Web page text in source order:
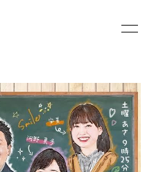
PROFILE
RESERVATION